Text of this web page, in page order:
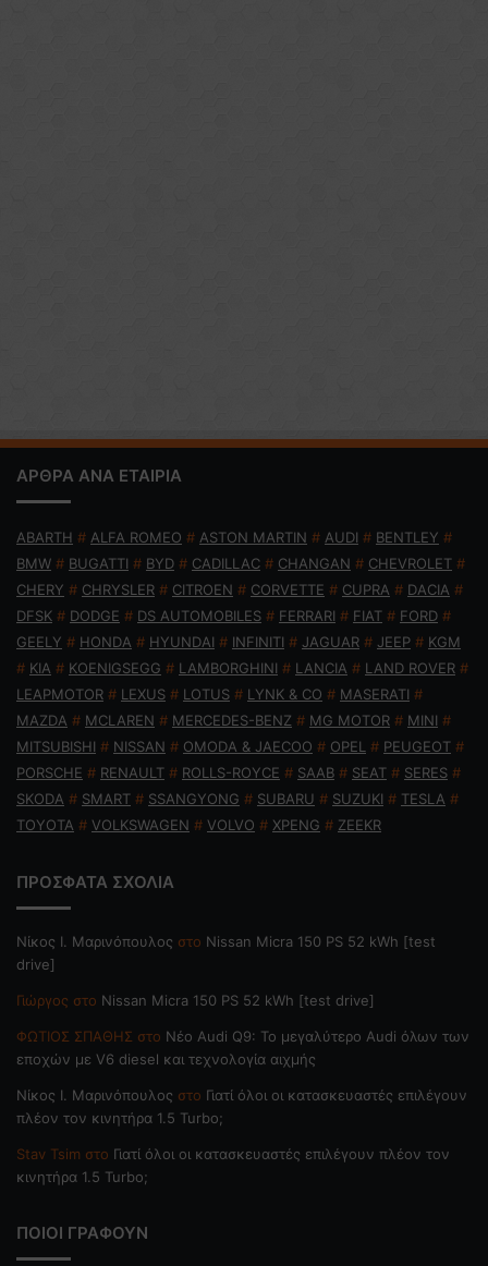
ΑΡΘΡΑ ΑΝΑ ΕΤΑΙΡΙΑ
ABARTH # ALFA ROMEO # ASTON MARTIN # AUDI # BENTLEY #
BMW # BUGATTI # BYD # CADILLAC # CHANGAN # CHEVROLET #
CHERY # CHRYSLER # CITROEN # CORVETTE # CUPRA # DACIA #
DFSK # DODGE # DS AUTOMOBILES # FERRARI # FIAT # FORD #
GEELY # HONDA # HYUNDAI # INFINITI # JAGUAR # JEEP # KGM
# KIA # KOENIGSEGG # LAMBORGHINI # LANCIA # LAND ROVER #
LEAPMOTOR # LEXUS # LOTUS # LYNK & CO # MASERATI #
MAZDA # MCLAREN # MERCEDES-BENZ # MG MOTOR # MINI #
MITSUBISHI # NISSAN # OMODA & JAECOO # OPEL # PEUGEOT #
PORSCHE # RENAULT # ROLLS-ROYCE # SAAB # SEAT # SERES #
SKODA # SMART # SSANGYONG # SUBARU # SUZUKI # TESLA #
TOYOTA # VOLKSWAGEN # VOLVO # XPENG # ZEEKR
ΠΡΟΣΦΑΤΑ ΣΧΟΛΙΑ
Nίκος Ι. Mαρινόπουλος στο Nissan Micra 150 PS 52 kWh [test
drive]
Γιώργος στο Nissan Micra 150 PS 52 kWh [test drive]
ΦΩΤΙΟΣ ΣΠΑΘΗΣ στο Νέο Audi Q9: Το μεγαλύτερο Audi όλων των
εποχών με V6 diesel και τεχνολογία αιχμής
Nίκος Ι. Mαρινόπουλος στο Γιατί όλοι οι κατασκευαστές επιλέγουν
πλέον τον κινητήρα 1.5 Turbo;
Stav Tsim στο Γιατί όλοι οι κατασκευαστές επιλέγουν πλέον τον
κινητήρα 1.5 Turbo;
ΠΟΙΟΙ ΓΡΑΦΟΥΝ